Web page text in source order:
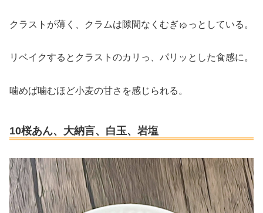
クラストが薄く、クラムは隙間なくむぎゅっとしている。
リベイクするとクラストのカリっ、パリッとした食感に。
噛めば噛むほど小麦の甘さを感じられる。
10桜あん、大納言、白玉、岩塩